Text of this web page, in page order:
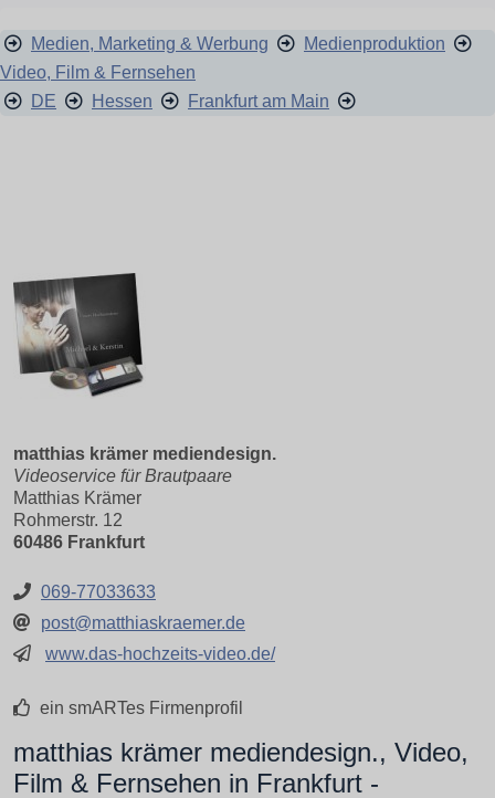
Medien, Marketing & Werbung
Medienproduktion
Video, Film & Fernsehen
DE
Hessen Frankfurt am Main
matthias krämer mediendesign.
Videoservice für Brautpaare
Matthias Krämer
Rohmerstr. 12
60486 Frankfurt
069-77033633
post@matthiaskraemer.de
www.das-hochzeits-video.de/
ein smARTes Firmenprofil
matthias krämer mediendesign., Video,
Film & Fernsehen in Frankfurt -